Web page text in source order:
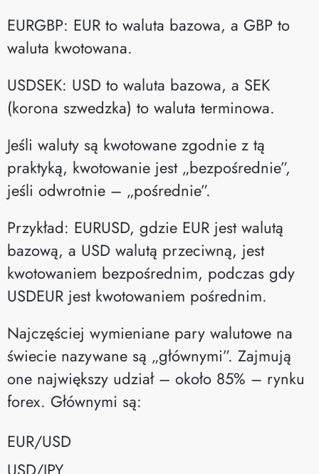
EURGBP: EUR to waluta bazowa, a GBP to
waluta kwotowana.
USDSEK: USD to waluta bazowa, a SEK
(korona szwedzka) to waluta terminowa.
Jeśli waluty są kwotowane zgodnie z tą
praktyką, kwotowanie jest „bezpośrednie”,
jeśli odwrotnie – „pośrednie”.
Przykład: EURUSD, gdzie EUR jest walutą
bazową, a USD walutą przeciwną, jest
kwotowaniem bezpośrednim, podczas gdy
USDEUR jest kwotowaniem pośrednim.
Najczęściej wymieniane pary walutowe na
świecie nazywane są „głównymi”. Zajmują
one największy udział – około 85% – rynku
forex. Głównymi są:
EUR/USD
USD/JPY